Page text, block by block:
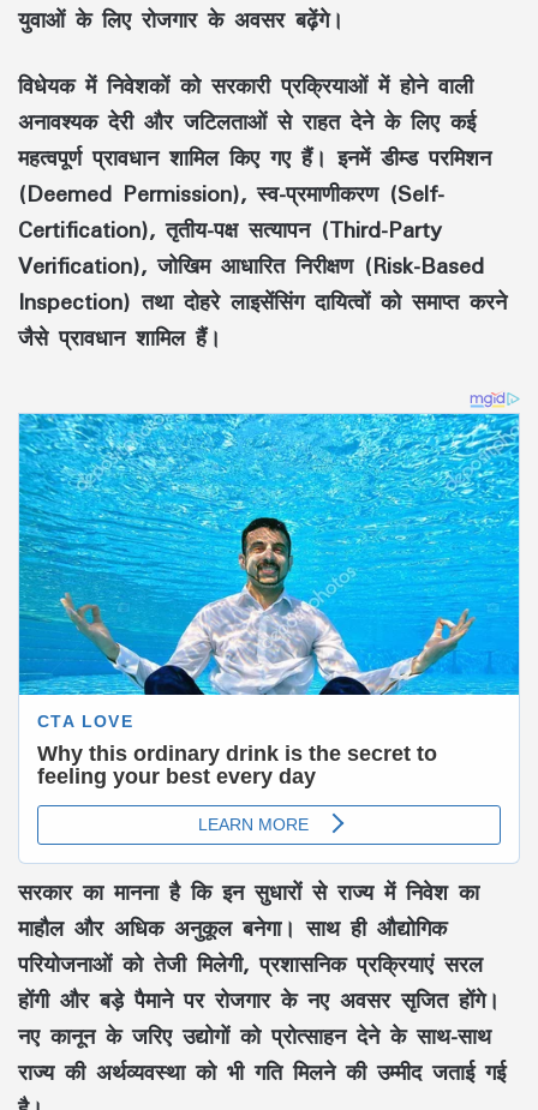
युवाओं के लिए रोजगार के अवसर बढ़ेंगे।
विधेयक में निवेशकों को सरकारी प्रक्रियाओं में होने वाली
अनावश्यक देरी और जटिलताओं से राहत देने के लिए कई
महत्वपूर्ण प्रावधान शामिल किए गए हैं। इनमेंडीम्ड परमिशन
(Deemed Permission),स्व-प्रमाणीकरण (Self-
Certification),तृतीय-पक्ष सत्यापन (Third-Party
Verification),जोखिम आधारित निरीक्षण (Risk-Based
Inspection) तथा दोहरे लाइसेंसिंग दायित्वों को समाप्त करने
जैसे प्रावधान शामिल हैं।
सरकार का मानना है कि इन सुधारों से राज्य में निवेश का
माहौल और अधिक अनुकूल बनेगा। साथ ही औद्योगिक
परियोजनाओं को तेजी मिलेगी, प्रशासनिक प्रक्रियाएं सरल
होंगी और बड़े पैमाने पर रोजगार के नए अवसर सृजित होंगे।
नए कानून के जरिए उद्योगों को प्रोत्साहन देने के साथ-साथ
राज्य की अर्थव्यवस्था को भी गति मिलने की उम्मीद जताई गई